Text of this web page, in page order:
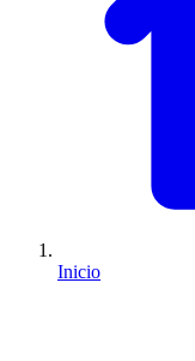
Inicio